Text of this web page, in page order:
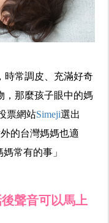
時常調皮、充滿好奇
，那麼孩子眼中的媽
票網站Simeji選出
的台灣媽媽也適
常有的事」
聲音可以馬上